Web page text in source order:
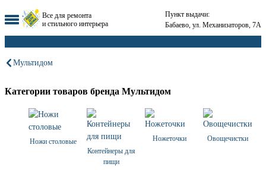
Все для ремонта
и стильного интерьера
Пункт выдачи:
Бабаево, ул. Механизаторов, 7А
Мультидом
Категории товаров бренда Мультидом
Ножи столовые
Контейнеры для
пищи
Ножеточки Овощечистки